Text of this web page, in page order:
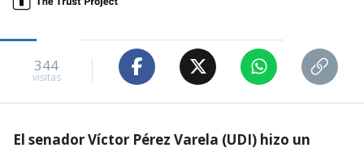
344
visitas
El senador Víctor Pérez Varela (UDI) hizo un